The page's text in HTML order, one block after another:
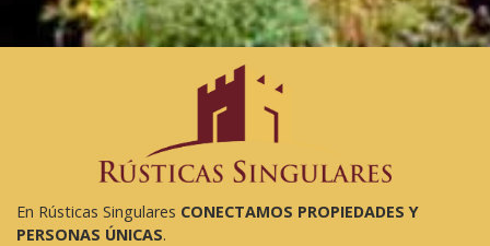
En Rústicas Singulares CONECTAMOS PROPIEDADES Y
PERSONAS ÚNICAS.